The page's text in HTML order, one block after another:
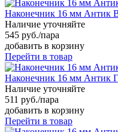
Наконечник 16 мм Антик
Наличие уточняйте
545 руб./пара
добавить в корзину
Перейти в товар
Наконечник 16 мм Антик
Наличие уточняйте
511 руб./пара
добавить в корзину
Перейти в товар